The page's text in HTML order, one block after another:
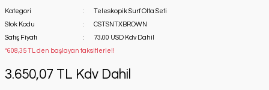
Kategori
Teleskopik Surf Olta Seti
Stok Kodu
CSTSNTXBROWN
Satış Fiyatı
73,00 USD Kdv Dahil
*608,35 TL den başlayan taksitlerle!!
3.650,07 TL Kdv Dahil